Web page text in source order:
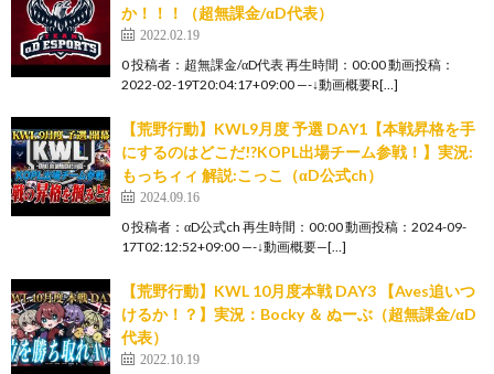
か！！！（超無課金/αD代表）
2022.02.19
0 投稿者：超無課金/αD代表 再生時間：00:00 動画投稿：
2022-02-19T20:04:17+09:00 —-↓動画概要R[…]
【荒野行動】KWL9月度 予選 DAY1【本戦昇格を手
にするのはどこだ!?KOPL出場チーム参戦！】実況:
もっちィィ 解説:こっこ（αD公式ch）
2024.09.16
0 投稿者：αD公式ch 再生時間：00:00 動画投稿：2024-09-
17T02:12:52+09:00 —-↓動画概要—[…]
【荒野行動】KWL 10月度本戦 DAY3 【Aves追いつ
けるか！？】実況：Bocky ＆ ぬーぶ（超無課金/αD
代表）
2022.10.19